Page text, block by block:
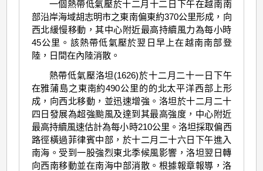
一個熱帶低氣壓於十二月十二日下午在越南南
部沿岸海域胡志明市之東南偏東約370公里形成，向
西北緩慢移動，其中心附近最高持續風力為每小時
45公里。該熱帶低氣壓於翌日早上在越南南部登
陸，日間在內陸消散。
熱帶低氣壓洛坦(1626)於十二月二十一日下午
在雅蒲島之東南約490公里的的北太平洋西部上形
成，向西北移動，並迅速增強。洛坦於十二月二十
四日發展為超強颱風及達到其最高強度，中心附近
最高持續風速估計為每小時210公里。洛坦採取偏西
路徑橫過菲律賓中部，於十二月二十六日下午進入
南海。受到一股強烈東北季候風影響，洛坦翌日轉
向西南移動並在南海中部消散。根據報章報導，洛